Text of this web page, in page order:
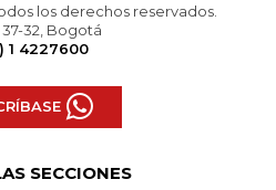
los derechos reservados.
37-32, Bogotá
1 4227600
SECCIONES